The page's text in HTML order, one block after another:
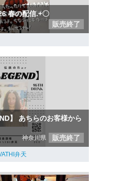
春の配信.+〇
販売終了
】 あちらのお客様から
神奈川県 販売終了
弁天